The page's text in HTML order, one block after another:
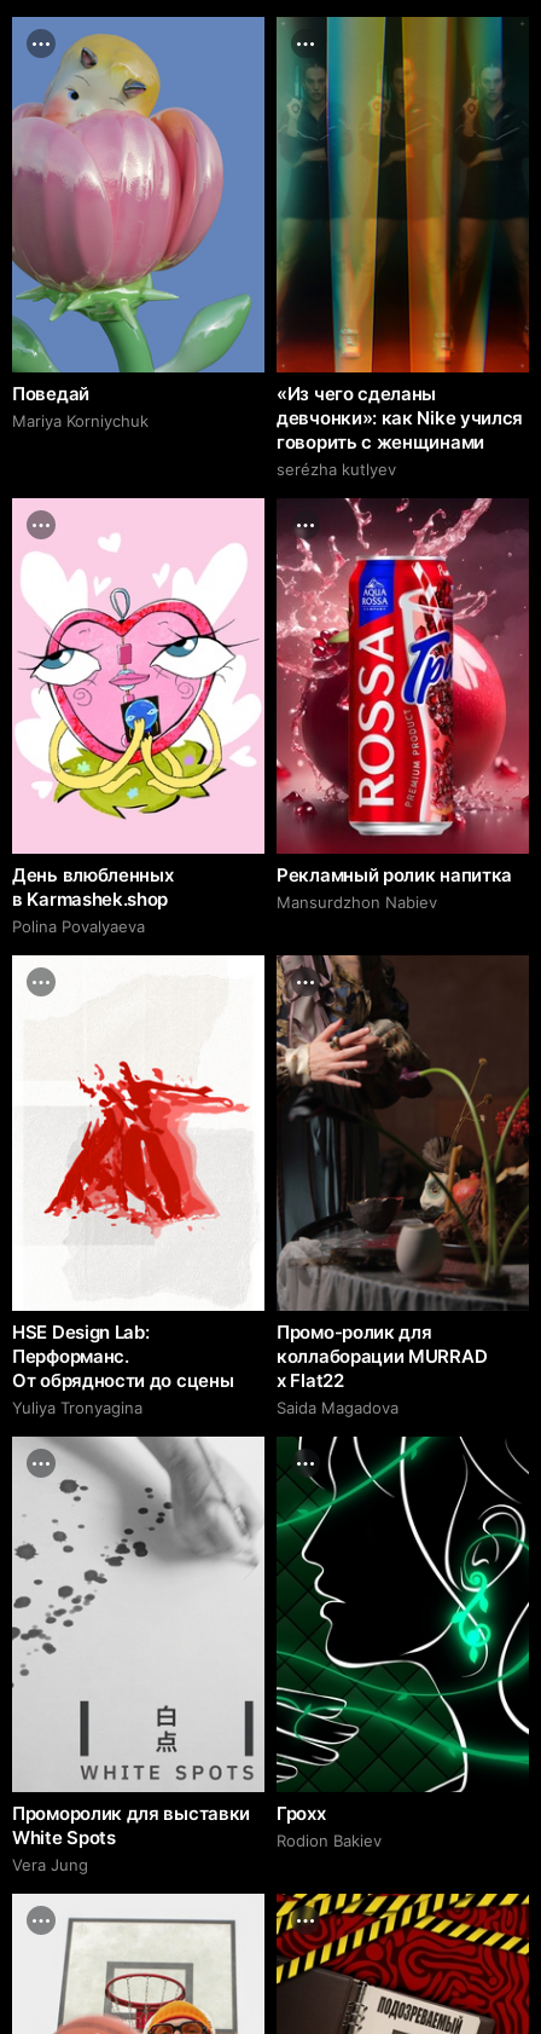
Поведай
Mariya Korniychuk
«Из чего сделаны
девчонки»: как Nike учился
говорить с женщинами
serézha kutlyev
День влюбленных
в Karmashek.shop
Polina Povalyaeva
Рекламный ролик напитка
Mansurdzhon Nabiev
HSE Design Lab:
Перформанс.
От обрядности до сцены
Yuliya Tronyagina
Промо-ролик для
коллаборации MURRAD
x Flat22
Saida Magadova
Проморолик для выставки
White Spots
Vera Jung
Грохх
Rodion Bakiev